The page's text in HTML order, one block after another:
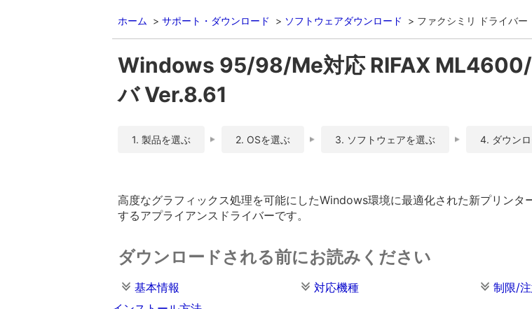
ホーム サポート・ダウンロード ソフトウェアダウンロード ファクシミリ ドライバー
Windows 95/98/Me対応 RIFAX
バ Ver.8.61
1. 製品を選ぶ 2. OSを選ぶ 3. ソフトウェアを選ぶ 4. ダウン
高度なグラフィックス処理を可能にしたWindows環境に最適化された新プリン
するアプライアンスドライバーです。
ダウンロードされる前にお読みください
基本情報 対応機種 制限/